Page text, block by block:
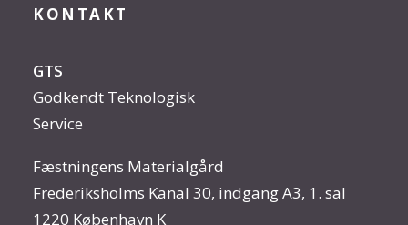
KONTAKT
GTS
Godkendt Teknologisk
Service
Fæstningens Materialgård
Frederiksholms Kanal 30, indgang A3, 1. sal
1220 København K